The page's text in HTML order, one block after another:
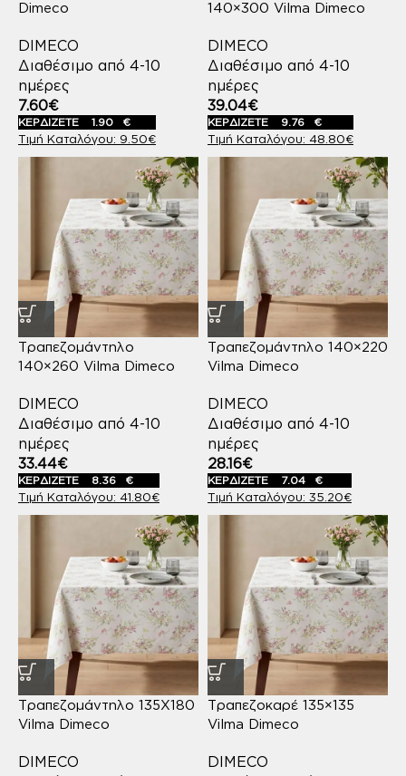
Dimeco
DIMECO
Διαθέσιμο από 4-10
ημέρες
9.50€
7.60€
ΚΕΡΔΙΖΕΤΕ 1.90 €
140×300 Vilma Dimeco
DIMECO
Διαθέσιμο από 4-10
ημέρες
48.80€
39.04€
ΚΕΡΔΙΖΕΤΕ 9.76 €
Τραπεζομάντηλο
140×260 Vilma Dimeco
DIMECO
Διαθέσιμο από 4-10
ημέρες
41.80€
33.44€
ΚΕΡΔΙΖΕΤΕ 8.36 €
Τραπεζομάντηλο 140×220
Vilma Dimeco
DIMECO
Διαθέσιμο από 4-10
ημέρες
35.20€
28.16€
ΚΕΡΔΙΖΕΤΕ 7.04 €
Τραπεζομάντηλο 135Χ180
Vilma Dimeco
DIMECO
Τραπεζοκαρέ 135×135
Vilma Dimeco
DIMECO